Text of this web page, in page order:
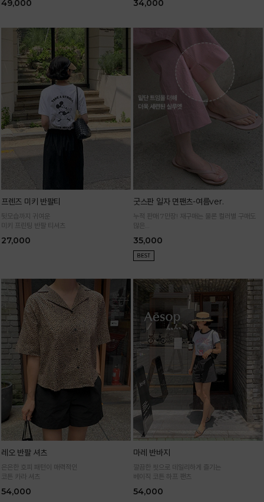
49,000
*블랙·주문폭주로 인한 입고지연·순차발송 진행중
34,000
프렌즈 미키 반팔티
뒷모습까지 귀여운
미키 프린팅 반팔 티셔츠
27,000
굿스판 일자 면팬츠-여름ver.
누적 판매 7만장! 재구매는 물론 컬러별 구매도
많은
35,000
레오 반팔 셔츠
은은한 호피 패턴이 매력적인
코튼 카라 셔츠
54,000
마레 반바지
깔끔한 핏으로 데일리하게 즐기는
베이직 코튼 하프 팬츠
54,000